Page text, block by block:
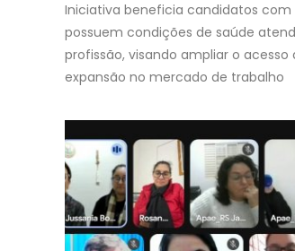
Iniciativa beneficia candidatos com
possuem condições de saúde
profissão, visando ampliar o
expansão no mercado de trabalho